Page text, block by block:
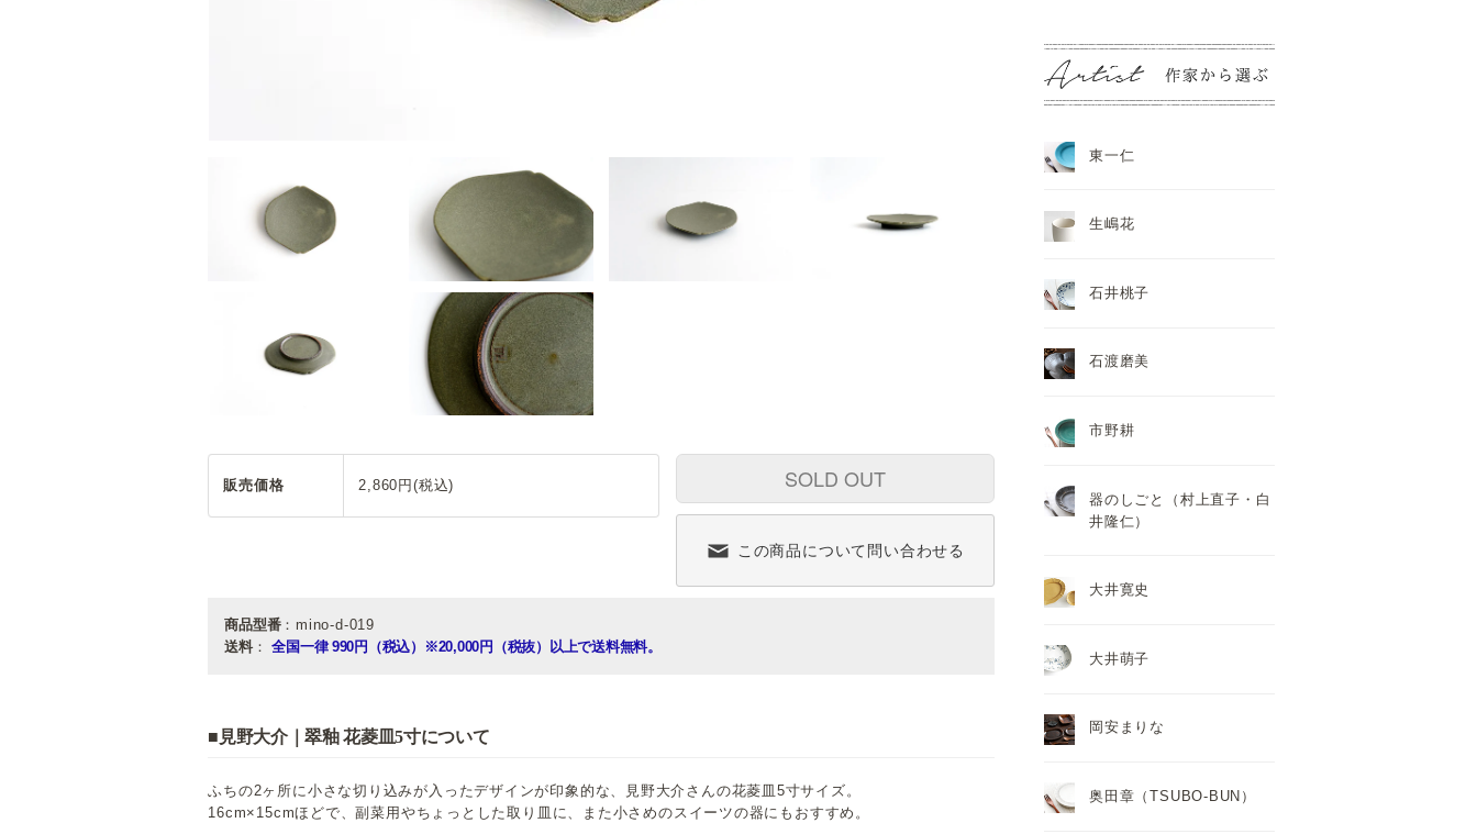
販売価格 2,860円(税込) SOLD OUT
この商品について問い合わせる
商品型番：mino-d-019
送料： 全国一律 990円（税込） ※20,000円（税抜）以上で送料無料。
■見野大介｜翠釉 花菱皿5寸について
ふちの2ヶ所に小さな切り込みが入ったデザインが印象的な、見野大介さんの花菱皿5寸サイズ。
16cm×15cmほどで、副菜用やちょっとした取り皿に、また小さめのスイーツの器にもおすすめ。
東一仁
生嶋花
石井桃子
石渡磨美
市野耕
器のしごと（村上直子・白
井隆仁）
大井寛史
大井萌子
岡安まりな
奥田章（TSUBO-BUN）